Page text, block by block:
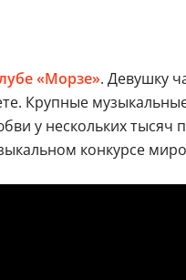
«Морзе». Девушку
Крупные
у нескольких
конкурсе